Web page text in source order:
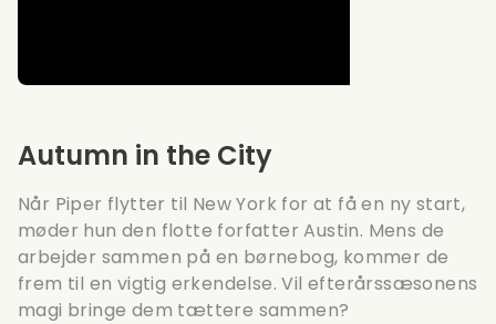
Autumn in the City
Når Piper flytter til New York for at få en ny start,
møder hun den flotte forfatter Austin. Mens de
arbejder sammen på en børnebog, kommer de
frem til en vigtig erkendelse. Vil efterårssæsonens
magi bringe dem tættere sammen?